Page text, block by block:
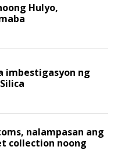
Hulyo,
imbestigasyon ng
nalampasan ang
collection noong